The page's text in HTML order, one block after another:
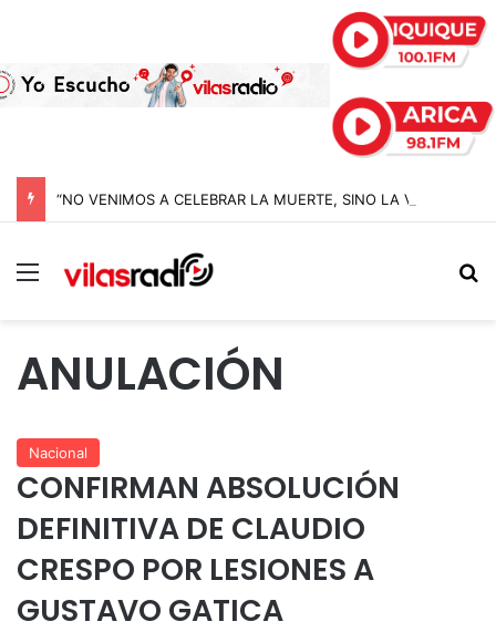
Menú
ANULACIÓN
Nacional
CONFIRMAN ABSOLUCIÓN
DEFINITIVA DE CLAUDIO
CRESPO POR LESIONES A
GUSTAVO GATICA